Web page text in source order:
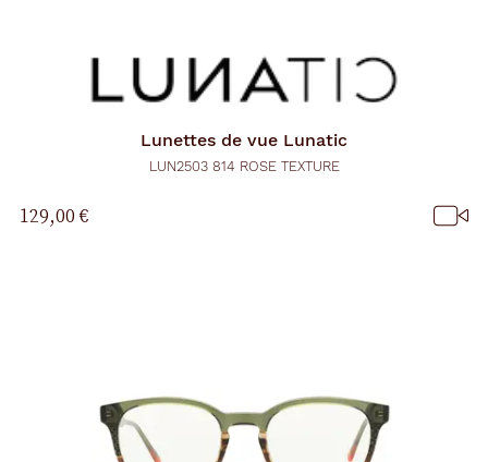
Lunettes de vue Lunatic
LUN2503 814 ROSE TEXTURE
129,00 €